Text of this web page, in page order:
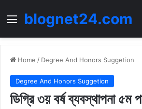
Menublognet24.com
Home / Degree And Honors Suggetion
Degree And Honors Suggetion
ডিগ্রি ৩য় বর্ষ ব্যবস্থাপনা